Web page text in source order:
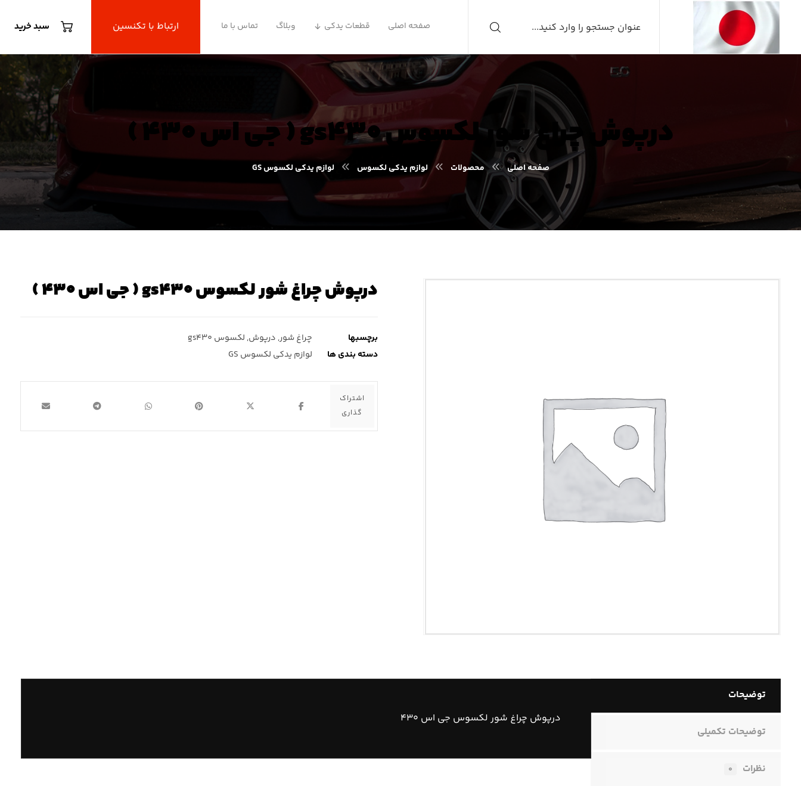
سبد خرید ارتباط با تکنسین صفحه اصلی قطعات یدکی وبلاگ تماس با ما
درپوش چراغ شور لکسوس gs۴۳۰ ( جی اس ۴۳۰ )
صفحه اصلی محصولات لوازم یدکی لکسوس لوازم یدکی لکسوس GS
درپوش چراغ شور لکسوس gs۴۳۰ ( جی اس ۴۳۰ )
برچسبها چراغ شور, درپوش, لکسوس gs۴۳۰
دسته بندی ها
لوازم یدکی لکسوس GS
توضیحات
توضیحات تکمیلی
نظرات ۰
درپوش چراغ شور لکسوس جی اس ۴۳۰